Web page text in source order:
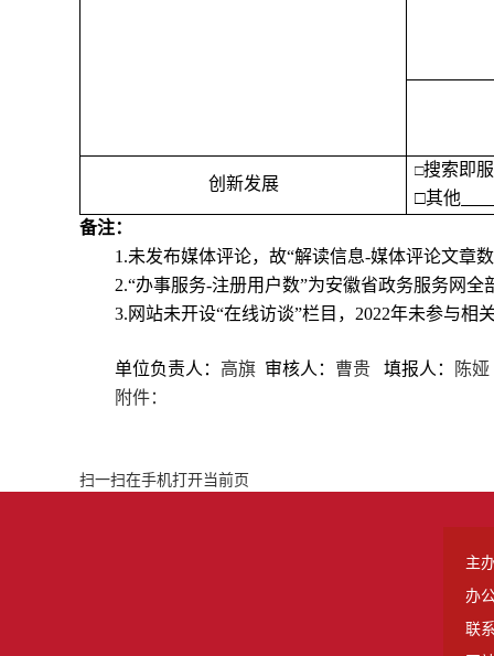
创新发展
□搜索即
□其他
备注：
1.未发布媒体评论，故“解读信息-媒体评论文章
2.“办事服务-注册用户数”为安徽省政务服务网全
3.网站未开设“在线访谈”栏目，2022年未参与相
单位负责人： 高旗 审核人 ： 曹贵 填报人 ：
陈娅
附件：
扫一扫在手机打开当前页
主
办
联